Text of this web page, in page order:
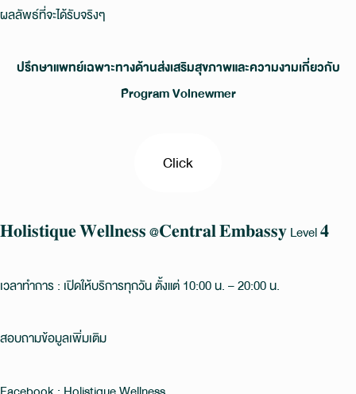
ผลลัพธ์ที่จะได้รับจริงๆ
ปรึกษาแพทย์เฉพาะทางด้านส่งเสริมสุขภาพและความงามเกี่ยวกับ
Program Volnewmer
Click
𝐇𝐨𝐥𝐢𝐬𝐭𝐢𝐪𝐮𝐞 𝐖𝐞𝐥𝐥𝐧𝐞𝐬𝐬 @𝐂𝐞𝐧𝐭𝐫𝐚𝐥 𝐄𝐦𝐛𝐚𝐬𝐬𝐲 Level 𝟒
เวลาทำการ : เปิดให้บริการทุกวัน ตั้งแต่ 10:00 น. – 20:00 น.
สอบถามข้อมูลเพิ่มเติม